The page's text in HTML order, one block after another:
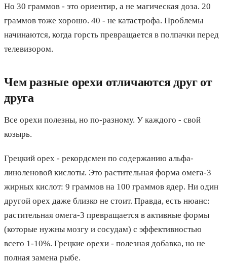
Но 30 граммов - это ориентир, а не магическая доза. 20
граммов тоже хорошо. 40 - не катастрофа. Проблемы
начинаются, когда горсть превращается в полпачки перед
телевизором.
Чем разные орехи отличаются друг от
друга
Все орехи полезны, но по-разному. У каждого - свой
козырь.
Грецкий орех - рекордсмен по содержанию альфа-
линоленовой кислоты. Это растительная форма омега-3
жирных кислот: 9 граммов на 100 граммов ядер. Ни один
другой орех даже близко не стоит. Правда, есть нюанс:
растительная омега-3 превращается в активные формы
(которые нужны мозгу и сосудам) с эффективностью
всего 1-10%. Грецкие орехи - полезная добавка, но не
полная замена рыбе.